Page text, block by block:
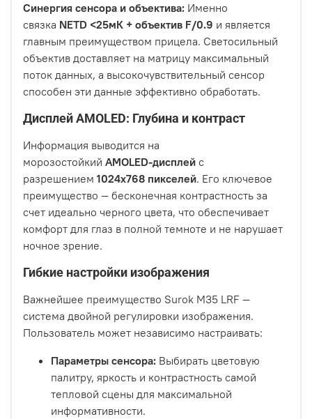
Синергия сенсора и объектива: Именно
связка NETD <25мК + объектив F/0.9 и является
главным преимуществом прицела. Светосильный
объектив доставляет на матрицу максимальный
поток данных, а высокочувствительный сенсор
способен эти данные эффективно обработать.
Дисплей AMOLED: Глубина и контраст
Информация выводится на
морозостойкий AMOLED-дисплей с
разрешением 1024х768 пикселей. Его ключевое
преимущество — бесконечная контрастность за
счет идеально черного цвета, что обеспечивает
комфорт для глаз в полной темноте и не нарушает
ночное зрение.
Гибкие настройки изображения
Важнейшее преимущество Surok M35 LRF —
система двойной регулировки изображения.
Пользователь может независимо настраивать:
Параметры сенсора: Выбирать цветовую
палитру, яркость и контрастность самой
тепловой сцены для максимальной
информативности.